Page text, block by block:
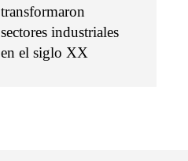
transformaron
sectores industriales
en el siglo XX